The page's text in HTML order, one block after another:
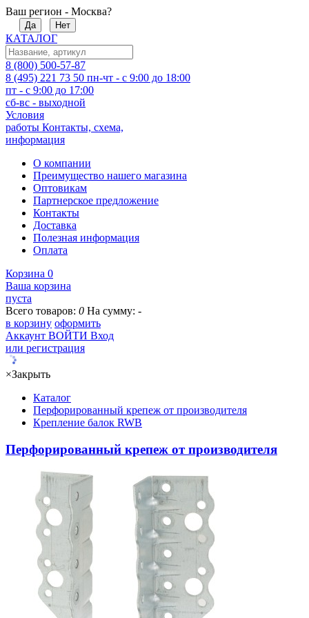
Ваш регион - Москва?
Да Нет
КАТАЛОГ
8 (800) 500-57-87
8 (495) 221 73 50 пн-чт - с 9:00 до 18:00
пт - с 9:00 до 17:00
сб-вс - выходной
Условия
работы Контакты, схема,
информация
О компании
Преимущество нашего магазина
Оптовикам
Партнерское предложение
Контакты
Доставка
Полезная информация
Оплата
Корзина 0
Ваша корзина
пуста
Всего товаров: 0 На сумму: -
в корзину оформить
Аккаунт ВОЙТИ Вход
или регистрация
×Закрыть
Каталог
Перфорированный крепеж от производителя
Крепление балок RWB
Перфорированный крепеж от производителя